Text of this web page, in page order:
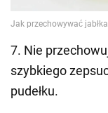
7. Nie
szybkiego
pudełku.